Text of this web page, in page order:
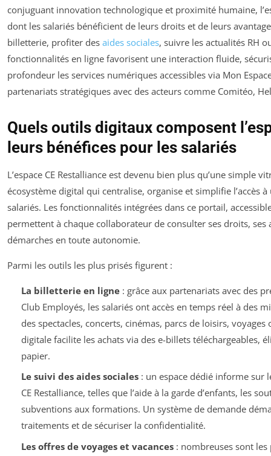
conjuguant innovation technologique et proximité humaine,
dont les salariés bénéficient de leurs droits et de leurs
billetterie, profiter des aides sociales, suivre les actualités RH
fonctionnalités en ligne favorisent une interaction fluide,
profondeur les services numériques accessibles via Mon
partenariats stratégiques avec des acteurs comme Comitéo,
Quels outils digitaux composent
leurs bénéfices pour les salariés
L’espace CE Restalliance est devenu bien plus qu’une simple
écosystème digital qui centralise, organise et simplifie l’accès
salariés. Les fonctionnalités intégrées dans ce portail,
permettent à chaque collaborateur de consulter ses droits, ses
démarches en toute autonomie.
Parmi les outils les plus prisés figurent :
La billetterie en ligne: grâce aux partenariats avec des
Club Employés, les salariés ont accès en temps réel à des
des spectacles, concerts, cinémas, parcs de loisirs,
digitale facilite les achats via des e-billets téléchargeables,
papier.
Le suivi des aides sociales: un espace dédié informe sur
CE Restalliance, telles que l’aide à la garde d’enfants, les
subventions aux formations. Un système de demande
traitements et de sécuriser la confidentialité.
Les offres de voyages et vacances: nombreuses sont les